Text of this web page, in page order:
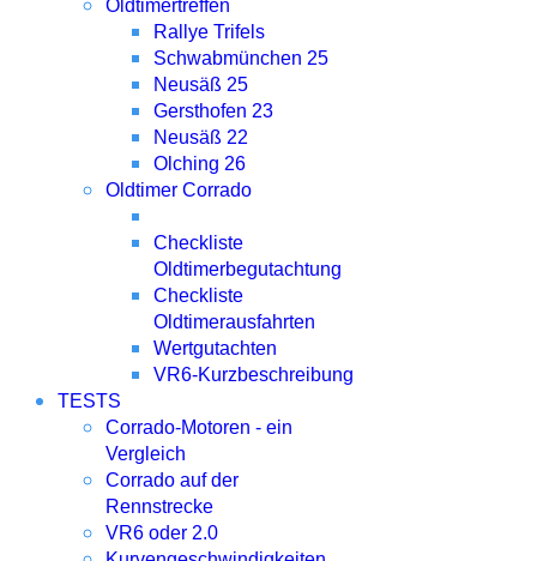
Oldtimertreffen
Rallye Trifels
Schwabmünchen 25
Neusäß 25
Gersthofen 23
Neusäß 22
Olching 26
Oldtimer Corrado
Checkliste
Oldtimerbegutachtung
Checkliste
Oldtimerausfahrten
Wertgutachten
VR6-Kurzbeschreibung
TESTS
Corrado-Motoren - ein
Vergleich
Corrado auf der
Rennstrecke
VR6 oder 2.0